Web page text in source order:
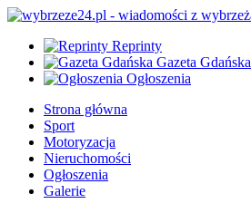
Reprinty
Gazeta Gdańska
Ogłoszenia
Strona główna
Sport
Motoryzacja
Nieruchomości
Ogłoszenia
Galerie